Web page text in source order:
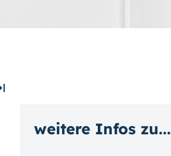
weitere Infos zu...